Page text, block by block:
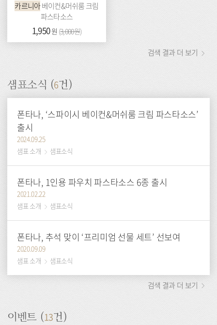
카르니아베이컨&머쉬룸 크림
파스타소스
가
격:
1,950원 (이
전
3,000원)
검색 결과 더 보기
샘표소식 (6건)
폰타나, ‘스파이시 베이컨&머쉬룸 크림 파스타소스’
출시
2024.09.25
샘표 소개
샘표소식
폰타나, 1인용 파우치 파스타소스 6종 출시
2021.02.22
샘표 소개
샘표소식
폰타나, 추석 맞이 ‘프리미엄 선물 세트’ 선보여
2020.09.09
샘표 소개
샘표소식
검색 결과 더 보기
이벤트 (13건)